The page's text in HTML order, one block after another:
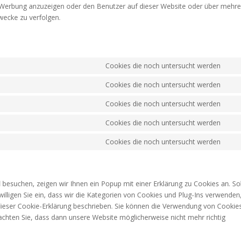
anzuzeigen oder den Benutzer auf dieser Website oder über
zu verfolgen.
Cookies die noch untersucht werden
Cookies die noch untersucht werden
Cookies die noch untersucht werden
Cookies die noch untersucht werden
Cookies die noch untersucht werden
zeigen wir Ihnen ein Popup mit einer Erklärung zu Cookies an.
Sie ein, dass wir die Kategorien von Cookies und Plug-Ins
Cookie-Erklärung beschrieben. Sie können die Verwendung von
Sie, dass dann unsere Website möglicherweise nicht mehr richtig